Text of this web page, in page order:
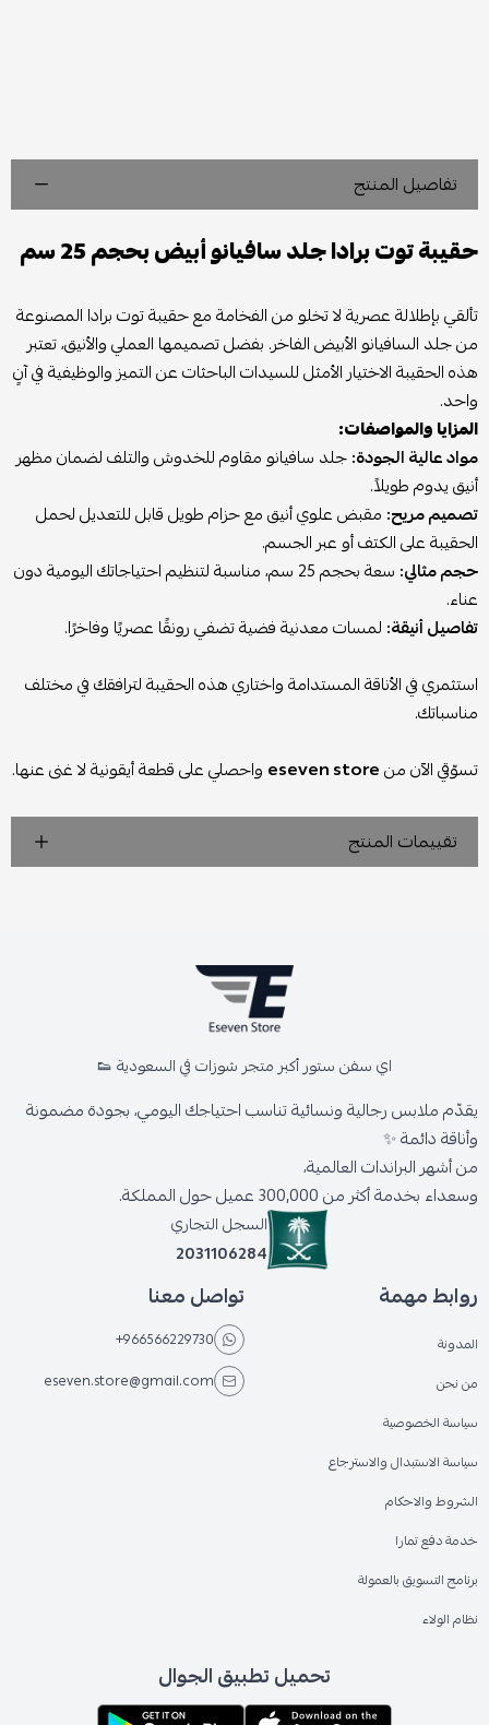
تفاصيل المنتج
حقيبة توت برادا جلد سافيانو أبيض بحجم 25 سم
تألقي بإطلالة عصرية لا تخلو من الفخامة مع حقيبة توت برادا المصنوعة
من جلد السافيانو الأبيض الفاخر. بفضل تصميمها العملي والأنيق، تعتبر
هذه الحقيبة الاختيار الأمثل للسيدات الباحثات عن التميز والوظيفية في آنٍ
واحد.
المزايا والمواصفات:
مواد عالية الجودة:جلد سافيانو مقاوم للخدوش والتلف لضمان مظهر
أنيق يدوم طويلاً.
تصميم مريح: مقبض علوي أنيق مع حزام طويل قابل للتعديل لحمل
الحقيبة على الكتف أو عبر الجسم.
حجم مثالي:
سعة بحجم 25 سم، مناسبة لتنظيم احتياجاتك اليومية دون
عناء.
تفاصيل أنيقة: لمسات معدنية فضية تضفي رونقًا عصريًا وفاخرًا.
استثمري في الأناقة المستدامة واختاري هذه الحقيبة لترافقك في مختلف
مناسباتك.
تسوّقي الآن منeseven store واحصلي على قطعة أيقونية لا غنى عنها.
تقييمات المنتج
اي سفن ستور أكبر متجر شوزات في السعودية 👟
يقدّم ملابس رجالية ونسائية تناسب احتياجك اليومي، بجودة مضمونة
وأناقة دائمة ✨
من أشهر البراندات العالمية،
وسعداء بخدمة أكثر من 300,000 عميل حول المملكة.
السجل التجاري
2031106284
روابط مهمة
المدونة
من نحن
سياسة الخصوصية
سياسة الاستبدال والاسترجاع
الشروط والاحكام
خدمة دفع تمارا
برنامج التسويق بالعمولة
نظام الولاء
تواصل معنا
+966566229730
eseven.store@gmail.com
تحميل تطبيق الجوال